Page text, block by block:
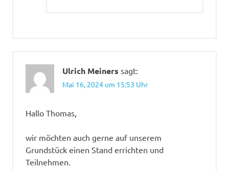
Ulrich Meiners sagt:
Mai 16, 2024 um 15:53 Uhr
Hallo Thomas,
wir möchten auch gerne auf unserem
Grundstück einen Stand errichten und
Teilnehmen.